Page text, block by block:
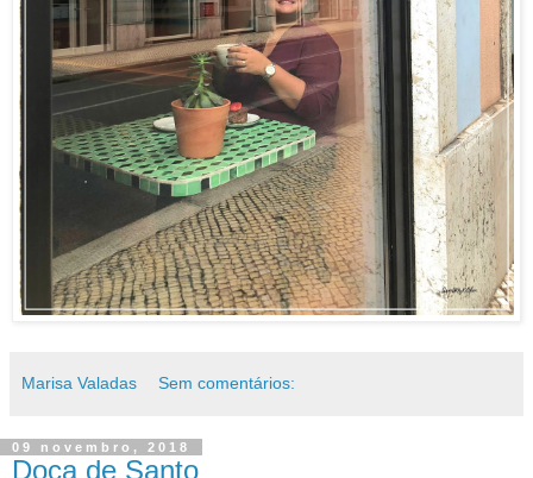
Marisa Valadas Sem comentários:
09 novembro, 2018
Doca de Santo